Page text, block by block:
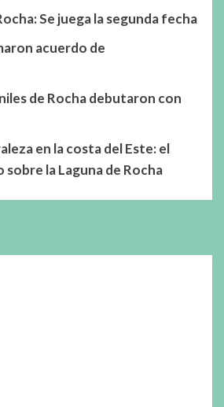
Se juega la segunda fecha
acuerdo de
de Rocha debutaron con
en la costa del Este: el
la Laguna de Rocha